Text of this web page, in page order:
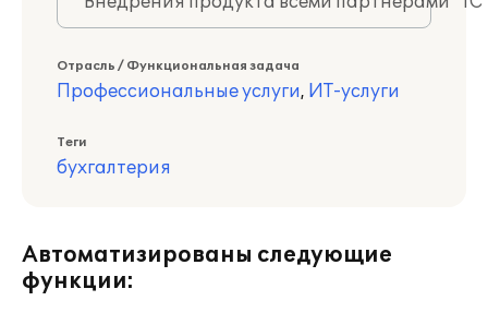
Отрасль / Функциональная задача
Профессиональные услуги, ИТ-услуги
Теги
бухгалтерия
Автоматизированы следующие
функции: